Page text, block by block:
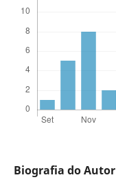
Biografia do Autor